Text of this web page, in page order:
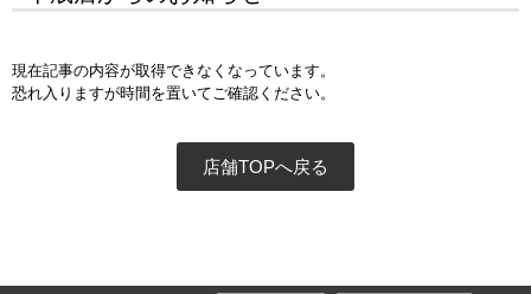
現在記事の内容が取得できなくなっています。
恐れ入りますが時間を置いてご確認ください。
店舗TOPへ戻る